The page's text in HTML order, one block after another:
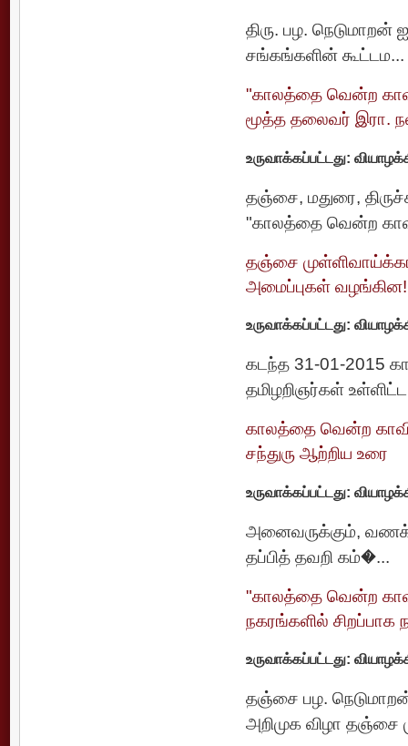
திரு. பழ.
சங்கங்களின் கூட்டம...
"காலத்தை வென்ற
மூத்த தலைவர் இரா.
உருவாக்கப்பட்டது:
தஞ்சை, மதுரை,
"காலத்தை வென்ற
தஞ்சை
அமைப்புகள் வழங்கின!
உருவாக்கப்பட்டது:
கடந்த 31-01-2015
தமிழறிஞர்கள்
காலத்தை வென்ற
சந்துரு ஆற்றிய உரை
உருவாக்கப்பட்டது:
அனைவருக்கும்,
தப்பித் தவறி கம்�...
"காலத்தை வென்ற
நகரங்களில் சிறப்பாக
உருவாக்கப்பட்டது:
தஞ்சை பழ.
அறிமுக விழா தஞ்சை